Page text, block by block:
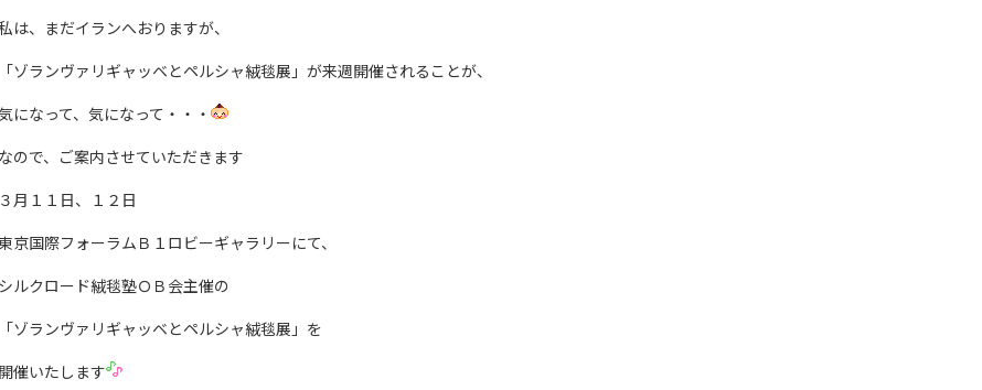
は、まだイランへおりますが、
「ゾランヴァリギャッベとペルシャ絨毯展」が来週開催されることが、
になって、気になって・・・
なので、ご案内させていただきます
３月１１日、１２日
京国際フォーラムＢ１ロビーギャラリーにて、
シルクロード絨毯塾ＯＢ会主催の
「ゾランヴァリギャッベとペルシャ絨毯展」を
開催いたします